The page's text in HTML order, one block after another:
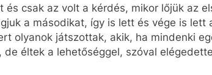
csak az volt a kérdés, mikor lőjük az
a másodikat, így is lett és vége is lett
olyanok játszottak, akik, ha mindenki
éltek a lehetőséggel, szóval